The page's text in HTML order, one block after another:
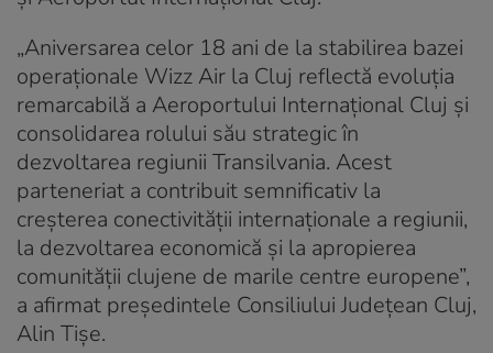
„Aniversarea celor 18 ani de la stabilirea bazei
operaționale Wizz Air la Cluj reflectă evoluția
remarcabilă a Aeroportului Internațional Cluj și
consolidarea rolului său strategic în
dezvoltarea regiunii Transilvania. Acest
parteneriat a contribuit semnificativ la
creșterea conectivității internaționale a regiunii,
la dezvoltarea economică și la apropierea
comunității clujene de marile centre europene”,
a afirmat președintele Consiliului Județean Cluj,
Alin Tișe.